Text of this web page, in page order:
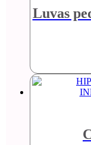
Luvas